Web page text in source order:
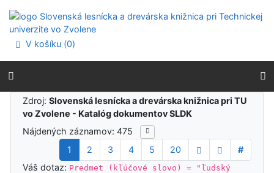
Prejsť na menu
Prehlásenie o webovej prístupnosti
V košíku (0)
Výsledky vyhľadávania
Zdroj:Slovenská lesnícka a drevárska knižnica pri TU
vo Zvolene - Katalóg dokumentov SLDK
Nájdených záznamov: 475
1
2 3 4 5 20
#
Váš dotaz: Predmet (kľúčové slovo) = "ľudský